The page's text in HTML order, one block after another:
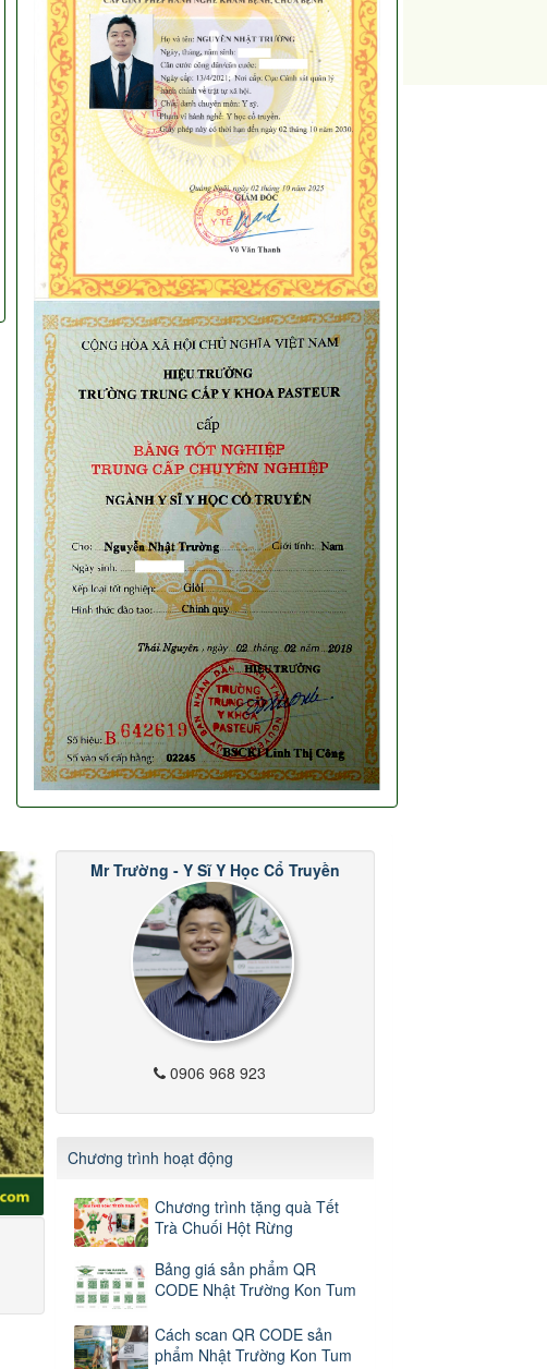
Mr Trường - Y Sĩ Y Học Cổ Truyền
0906 968 923
Chương trình hoạt động
Chương trình tặng quà Tết
Trà Chuối Hột Rừng
Bảng giá sản phẩm QR
CODE Nhật Trường Kon Tum
Cách scan QR CODE sản
phẩm Nhật Trường Kon Tum